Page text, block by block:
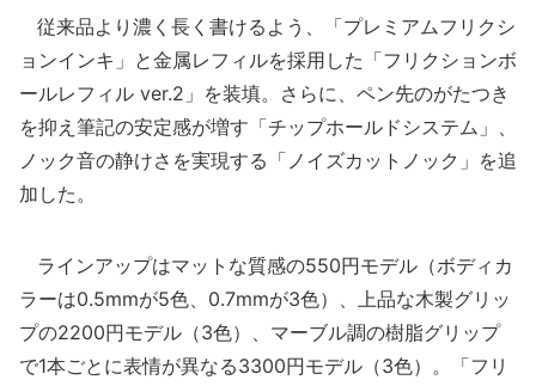
従来品より濃く長く書けるよう、「プレミアムフリクシ
ョンインキ」と金属レフィルを採用した「フリクションボ
ールレフィル ver.2」を装填。さらに、ペン先のがたつき
を抑え筆記の安定感が増す「チップホールドシステム」、
ノック音の静けさを実現する「ノイズカットノック」を追
加した。
ラインアップはマットな質感の550円モデル（ボディカ
ラーは0.5mmが5色、0.7mmが3色）、上品な木製グリッ
プの2200円モデル（3色）、マーブル調の樹脂グリップ
で1本ごとに表情が異なる3300円モデル（3色）。「フリ